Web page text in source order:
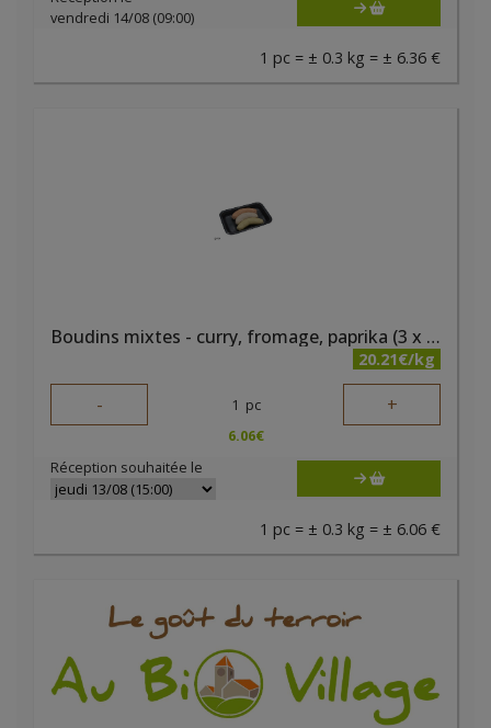
vendredi 14/08 (09:00)
1 pc = ± 0.3 kg = ± 6.36 €
Boudins mixtes - curry, fromage, paprika (3 x 95 gr) bio PQA
20.21€/kg
- 1 pc +
6.06€
Réception souhaitée le
1 pc = ± 0.3 kg = ± 6.06 €